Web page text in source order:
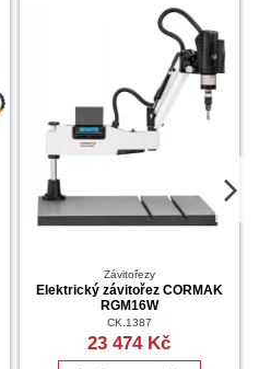
Závitořezy
Elektrický závitořez CORMAK
RGM16W
CK.1387
23 474 Kč